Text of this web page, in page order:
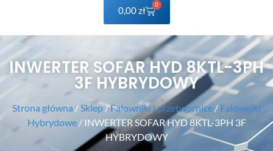
0,00zł
0
INWERTER SOFAR HYD 8KTL-3PH
3F HYBRYDOWY
Strona główna / Sklep/Falowniki i przetwornice / Falowniki
Hybrydowe/ INWERTER SOFAR HYD 8KTL-3PH 3F
HYBRYDOWY